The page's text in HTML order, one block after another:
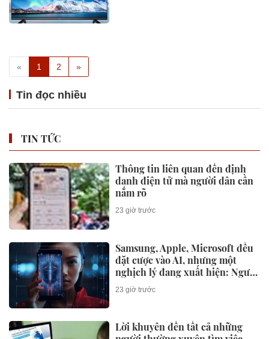
« 1 2 »
Tin đọc nhiều
TIN TỨC
Thông tin liên quan đến định
danh điện tử mà người dân cần
nắm rõ
23 giờ trước
Samsung, Apple, Microsoft đều
đặt cược vào AI, nhưng một
nghịch lý đang xuất hiện: Người
mua không phải lúc nào cũng
dùng
23 giờ trước
Lời khuyên đến tất cả những